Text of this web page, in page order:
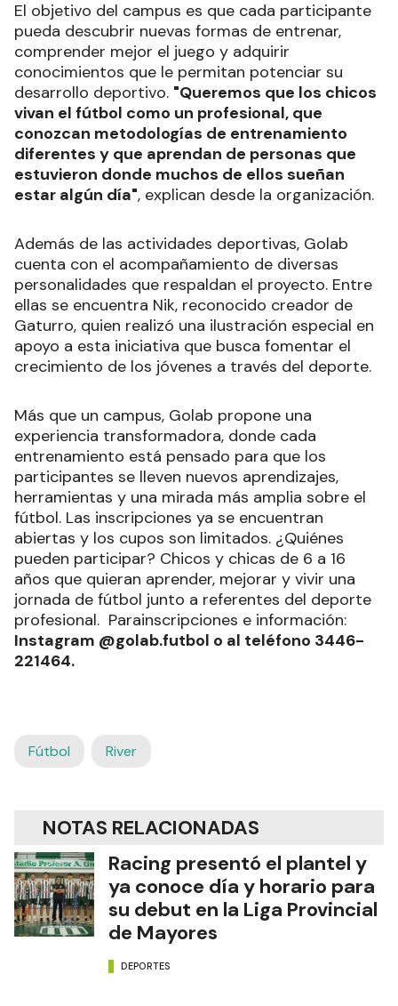
El objetivo del campus es que cada participante
pueda descubrir nuevas formas de entrenar,
comprender mejor el juego y adquirir
conocimientos que le permitan potenciar su
desarrollo deportivo. "Queremos que los chicos
vivan el fútbol como un profesional, que
conozcan metodologías de entrenamiento
diferentes y que aprendan de personas que
estuvieron donde muchos de ellos sueñan
estar algún día", explican desde la organización.
Además de las actividades deportivas, Golab
cuenta con el acompañamiento de diversas
personalidades que respaldan el proyecto. Entre
ellas se encuentra Nik, reconocido creador de
Gaturro, quien realizó una ilustración especial en
apoyo a esta iniciativa que busca fomentar el
crecimiento de los jóvenes a través del deporte.
Más que un campus, Golab propone una
experiencia transformadora, donde cada
entrenamiento está pensado para que los
participantes se lleven nuevos aprendizajes,
herramientas y una mirada más amplia sobre el
fútbol. Las inscripciones ya se encuentran
abiertas y los cupos son limitados. ¿Quiénes
pueden participar? Chicos y chicas de 6 a 16
años que quieran aprender, mejorar y vivir una
jornada de fútbol junto a referentes del deporte
profesional. Parainscripciones e información:
Instagram @golab.futbol o al teléfono 3446-
221464.
Fútbol River
NOTAS RELACIONADAS
Racing presentó el plantel y
ya conoce día y horario para
su debut en la Liga Provincial
de Mayores
DEPORTES